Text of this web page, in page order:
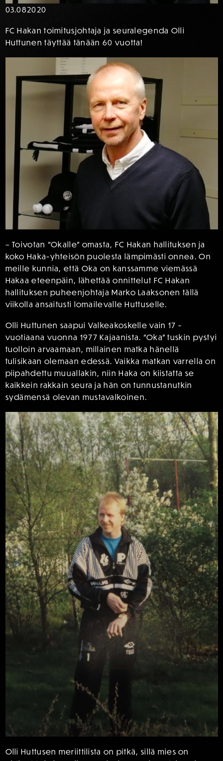
03.082020
FC Hakan toimitusjohtaja ja seuralegenda Olli
Huttunen täyttää tänään 60 vuotta!
– Toivotan ”Okalle” omasta, FC Hakan hallituksen ja
koko Haka-yhteisön puolesta lämpimästi onnea. On
meille kunnia, että Oka on kanssamme viemässä
Hakaa eteenpäin, lähettää onnittelut FC Hakan
hallituksen puheenjohtaja Marko Laaksonen tällä
viikolla ansaitusti lomailevalle Huttuselle.
Olli Huttunen saapui Valkeakoskelle vain 17 -
vuotiaana vuonna 1977 Kajaanista. ”Oka” tuskin pystyi
tuolloin arvaamaan, millainen matka hänellä
tulisikaan olemaan edessä. Vaikka matkan varrella on
piipahdettu muuallakin, niin Haka on kiistatta se
kaikkein rakkain seura ja hän on tunnustanutkin
sydämensä olevan mustavalkoinen.
Olli Huttusen meriittilista on pitkä, sillä mies on